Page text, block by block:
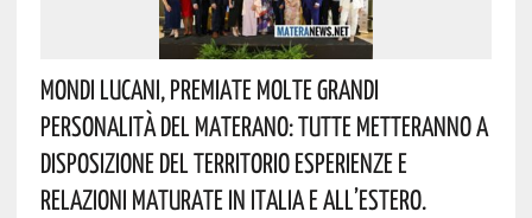
Mondi Lucani, Premiate Molte Grandi
Personalità Del Materano: Tutte Metteranno A
Disposizione Del Territorio Esperienze E
Relazioni Maturate In Italia E All’estero.